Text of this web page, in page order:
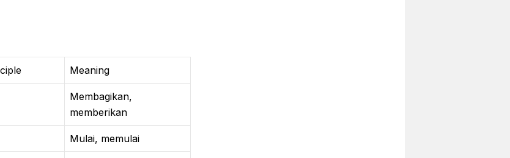
Meaning
Membagikan,
memberikan
Mulai, memulai